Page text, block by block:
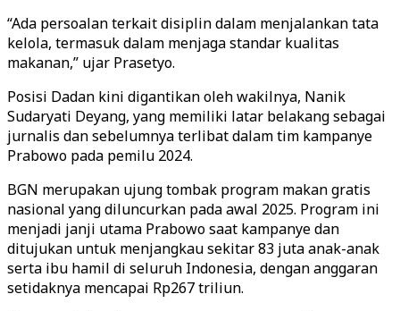
“Ada persoalan terkait disiplin dalam menjalankan tata
kelola, termasuk dalam menjaga standar kualitas
makanan,” ujar Prasetyo.
Posisi Dadan kini digantikan oleh wakilnya, Nanik
Sudaryati Deyang, yang memiliki latar belakang sebagai
jurnalis dan sebelumnya terlibat dalam tim kampanye
Prabowo pada pemilu 2024.
BGN merupakan ujung tombak program makan gratis
nasional yang diluncurkan pada awal 2025. Program ini
menjadi janji utama Prabowo saat kampanye dan
ditujukan untuk menjangkau sekitar 83 juta anak-anak
serta ibu hamil di seluruh Indonesia, dengan anggaran
setidaknya mencapai Rp267 triliun.